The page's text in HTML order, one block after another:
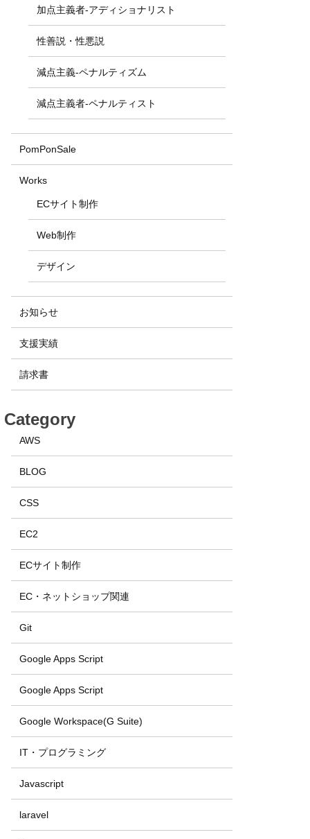
加点主義者-アディショナリスト
性善説・性悪説
減点主義-ペナルティズム
減点主義者-ペナルティスト
PomPonSale
Works
ECサイト制作
Web制作
デザイン
お知らせ
支援実績
請求書
Category
AWS
BLOG
CSS
EC2
ECサイト制作
EC・ネットショップ関連
Git
Google Apps Script
Google Apps Script
Google Workspace(G Suite)
IT・プログラミング
Javascript
laravel